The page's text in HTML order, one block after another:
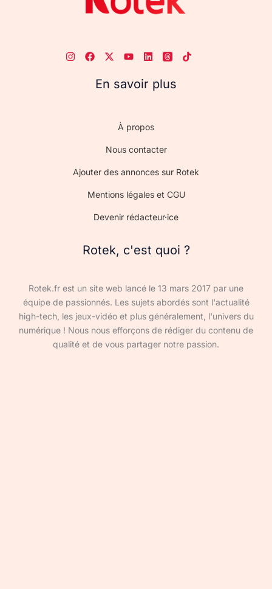
En savoir plus
À propos
Nous contacter
Ajouter des annonces sur Rotek
Mentions légales et CGU
Devenir rédacteur·ice
Rotek, c'est quoi ?
Rotek.fr est un site web lancé le 13 mars 2017 par une
équipe de passionnés. Les sujets abordés sont l'actualité
high-tech, les jeux-vidéo et plus généralement, l'univers du
numérique ! Nous nous efforçons de rédiger du contenu de
qualité et de vous partager notre passion.